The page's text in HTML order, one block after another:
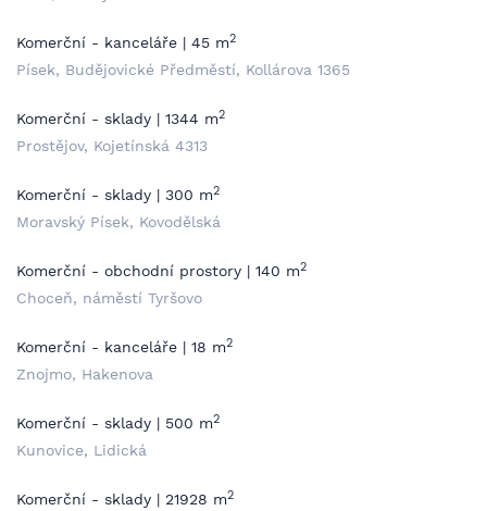
Komerční - kanceláře | 45 m2
Písek, Budějovické Předměstí, Kollárova 1365
Komerční - sklady | 1344 m2
Prostějov, Kojetínská 4313
Komerční - sklady | 300 m2
Moravský Písek, Kovodělská
Komerční - obchodní prostory | 140 m2
Choceň, náměstí Tyršovo
Komerční - kanceláře | 18 m2
Znojmo, Hakenova
Komerční - sklady | 500 m2
Kunovice, Lidická
Komerční - sklady | 21928 m2